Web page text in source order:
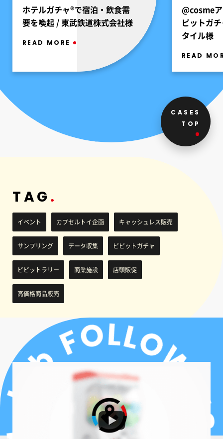
TAG
イベント カプセルトイ企画 キャッシュレス販売
サンプリング データ収集 ピピットガチャ
ピピットラリー 商業施設 店頭販促
高価格商品販売
ホテルガチャ®️で宿泊・飲食需
要を喚起 / 東武鉄道株式会社様
READ MORE
@cosme
ピットガ
タイル様
READ
CASES
TOP